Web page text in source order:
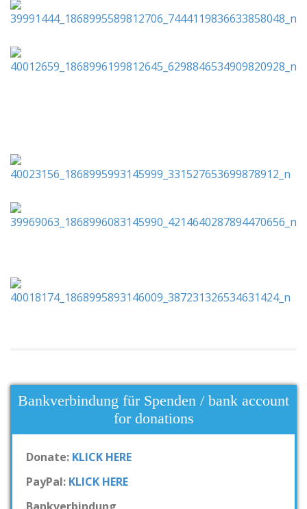
Bankverbindung für Spenden / bank account
for donations
Donate: KLICK HERE
PayPal: KLICK HERE